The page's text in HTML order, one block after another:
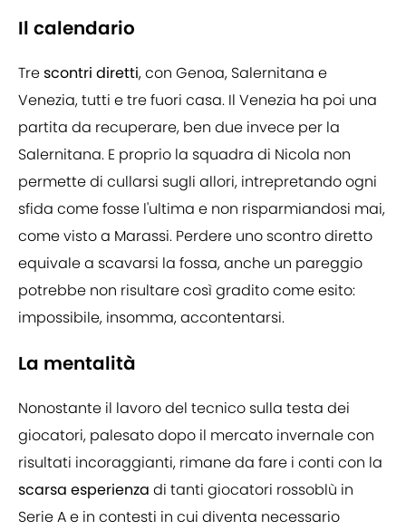
Il calendario
Trescontri diretti, con Genoa, Salernitana e
Venezia, tutti e tre fuori casa. Il Venezia ha poi una
partita da recuperare, ben due invece per la
Salernitana. E proprio la squadra di Nicola non
permette di cullarsi sugli allori, intrepretando ogni
sfida come fosse l'ultima e non risparmiandosi mai,
come visto a Marassi. Perdere uno scontro diretto
equivale a scavarsi la fossa, anche un pareggio
potrebbe non risultare così gradito come esito:
impossibile, insomma, accontentarsi.
La mentalità
Nonostante il lavoro del tecnico sulla testa dei
giocatori, palesato dopo il mercato invernale con
risultati incoraggianti, rimane da fare i conti con la
scarsa esperienza di tanti giocatori rossoblù in
Serie A e in contesti in cui diventa necessario